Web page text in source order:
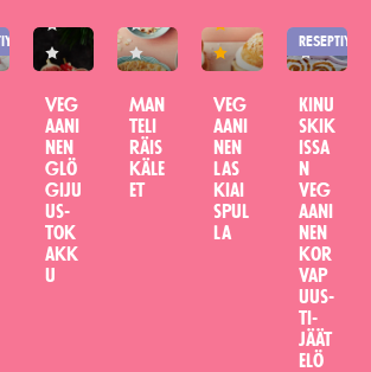
ole vielä arvosteluita
ei ole vielä arvosteluita
Veg
aani
nen
glö
giju
us­
tok
akk
u
Tällä reseptillä ei ole vielä arvosteluita
Man
teli
räis
käle
et
Tällä reseptillä ei ole vielä
Veg
aani
nen
las
kiai
spul
la
Reseptin
Kinu
skik
issa
n
veg
aani
nen
kor
vap
uus­
ti­
jäät
elö
Tällä